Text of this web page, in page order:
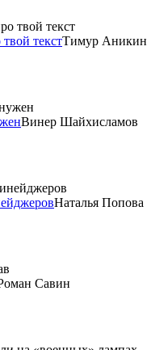
текстТимур Аникин
Винер Шайхисламов
Наталья Попова
Савин